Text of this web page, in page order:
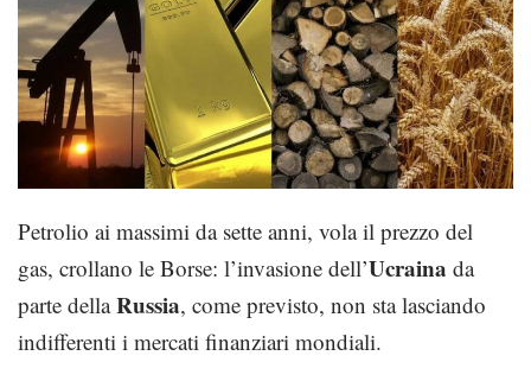
Petrolio ai massimi da sette anni, vola il prezzo del
gas, crollano le Borse: l’invasione dell’Ucraina da
parte dellaRussia, come previsto, non sta lasciando
indifferenti i mercati finanziari mondiali.